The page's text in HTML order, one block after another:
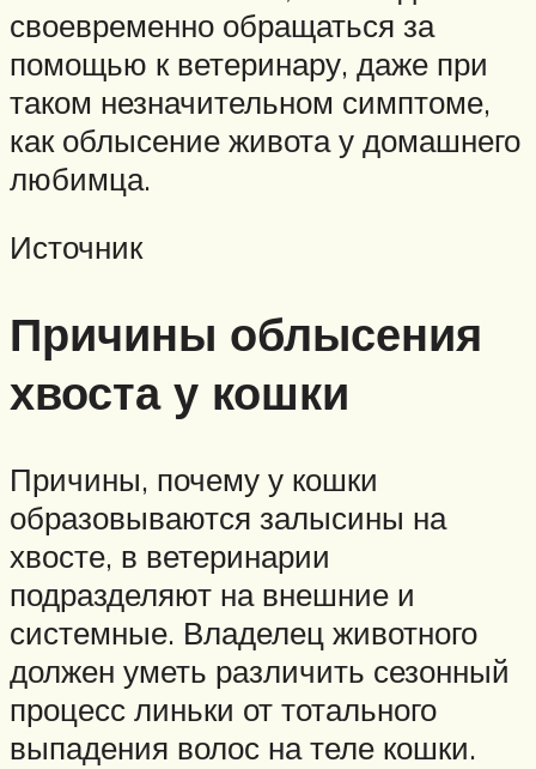
своевременно обращаться за
помощью к ветеринару, даже при
таком незначительном симптоме,
как облысение живота у домашнего
любимца.
Источник
Причины облысения
хвоста у кошки
Причины, почему у кошки
образовываются залысины на
хвосте, в ветеринарии
подразделяют на внешние и
системные. Владелец животного
должен уметь различить сезонный
процесс линьки от тотального
выпадения волос на теле кошки.